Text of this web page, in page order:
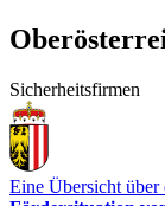
Sicherheitsfirmen
Eine Übersicht über